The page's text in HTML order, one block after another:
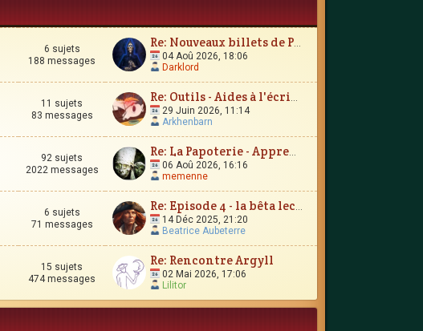
6 sujets
188 messages
Re: Nouveaux billets de Parchemin
04 Aoû 2026, 18:06
Darklord
11 sujets
83 messages
Re: Outils - Aides à l'écriture
29 Juin 2026, 11:14
Arkhenbarn
92 sujets
2022 messages
Re: La Papoterie - Apprendre en publiant en ligne ?
06 Aoû 2026, 16:16
memenne
6 sujets
71 messages
Re: Episode 4 - la bêta lecture
14 Déc 2025, 21:20
Beatrice Aubeterre
15 sujets
474 messages
Re: Rencontre Argyll
02 Mai 2026, 17:06
Lilitor